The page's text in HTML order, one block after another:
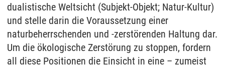
dualistische Weltsicht (Subjekt-Objekt; Natur-Kultur)
und stelle darin die Voraussetzung einer
naturbeherrschenden und -zerstörenden Haltung dar.
Um die ökologische Zerstörung zu stoppen, fordern
all diese Positionen die Einsicht in eine – zumeist